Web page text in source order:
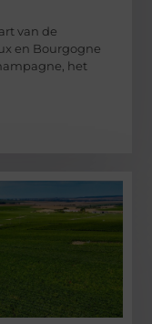
van de
en Bourgogne
het